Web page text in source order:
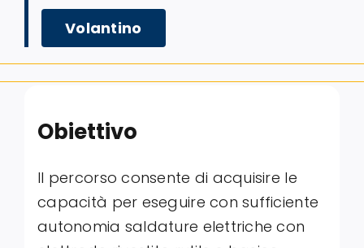
Volantino
Obiettivo
Il percorso consente di acquisire le
capacità per eseguire con sufficiente
autonomia saldature elettriche con